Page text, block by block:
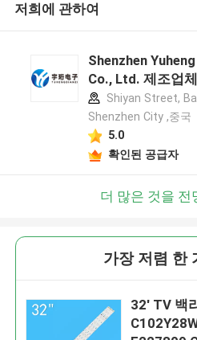
저희에 관하여
Shenzhen
Co., Ltd. 제조업
Shiyan Street,
Shenzhen City ,중국
5.0
확인된 공급자
더 많은 것을 전
가장 저렴 한
32' TV 백